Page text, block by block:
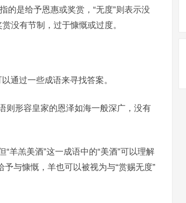
的是给予恩惠或奖赏，“无度”则表示没
没有节制，过于慷慨或过度。
通过一些成语来寻找答案。
则形容皇家的恩泽如海一般深广，没有
羊羔美酒”这一成语中的“美酒”可以理解
与慷慨，羊也可以被视为与“赏赐无度”